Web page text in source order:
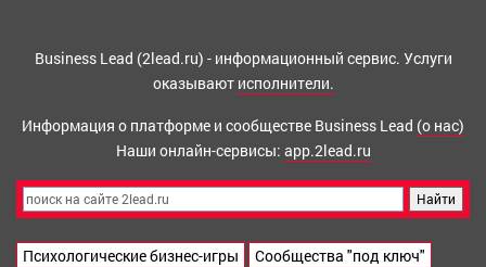
Business Lead (2lead.ru) - информационный сервис. Услуги
оказывают исполнители.
Информация о платформе и сообществе Business Lead (о нас)
Наши онлайн-сервисы: app.2lead.ru
Психологические бизнес-игры
Сообщества "под ключ"